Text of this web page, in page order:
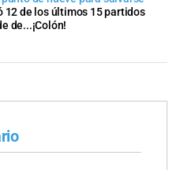
12 de los últimos 15 partidos
de...¡Colón!